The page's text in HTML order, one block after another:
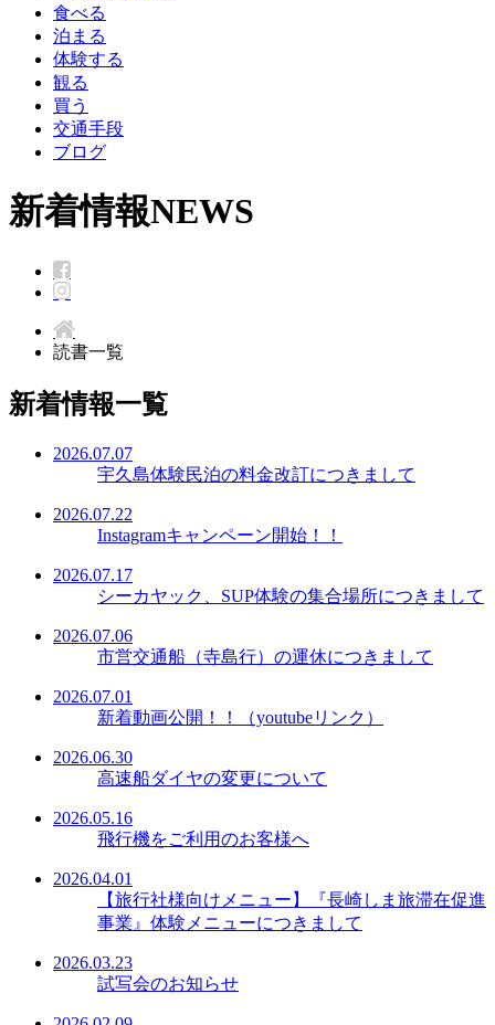
食べる
泊まる
体験する
観る
買う
交通手段
ブログ
新着情報NEWS
読書一覧
新着情報一覧
2026.07.07
宇久島体験民泊の料金改訂につきまして
2026.07.22
Instagramキャンペーン開始！！
2026.07.17
シーカヤック、SUP体験の集合場所につきまして
2026.07.06
市営交通船（寺島行）の運休につきまして
2026.07.01
新着動画公開！！（youtubeリンク）
2026.06.30
高速船ダイヤの変更について
2026.05.16
飛行機をご利用のお客様へ
2026.04.01
【旅行社様向けメニュー】『長崎しま旅滞在促進
事業』体験メニューにつきまして
2026.03.23
試写会のお知らせ